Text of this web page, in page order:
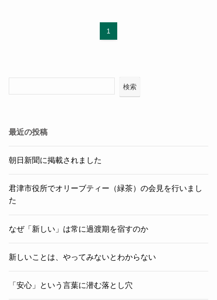
1
検索
最近の投稿
朝日新聞に掲載されました
君津市役所でオリーブティー（緑茶）の会見を行いまし
た
なぜ「新しい」は常に過渡期を宿すのか
新しいことは、やってみないとわからない
「安心」という言葉に潜む落とし穴